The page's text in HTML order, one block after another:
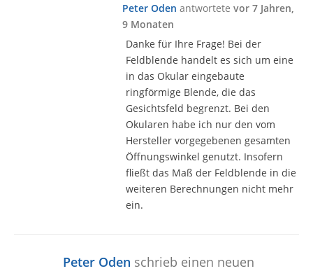
Peter Oden antwortete vor 7 Jahren,
9 Monaten
Danke für Ihre Frage! Bei der
Feldblende handelt es sich um eine
in das Okular eingebaute
ringförmige Blende, die das
Gesichtsfeld begrenzt. Bei den
Okularen habe ich nur den vom
Hersteller vorgegebenen gesamten
Öffnungswinkel genutzt. Insofern
fließt das Maß der Feldblende in die
weiteren Berechnungen nicht mehr
ein.
Peter Oden schrieb einen neuen